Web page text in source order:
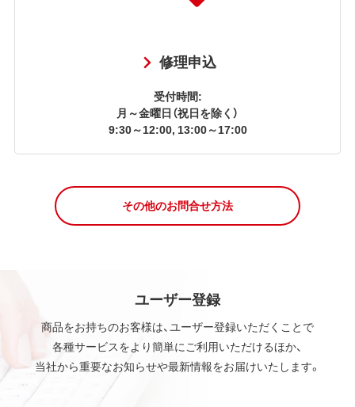
修理申込
受付時間:
月～金曜日（祝日を除く）
9:30～12:00, 13:00～17:00
その他のお問合せ方法
ユーザー登録
商品をお持ちのお客様は、ユーザー登録いただくことで
各種サービスをより簡単にご利用いただけるほか、
当社から重要なお知らせや最新情報をお届けいたします。